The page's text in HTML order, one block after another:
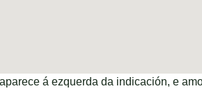
á ezquerda da indicación, e